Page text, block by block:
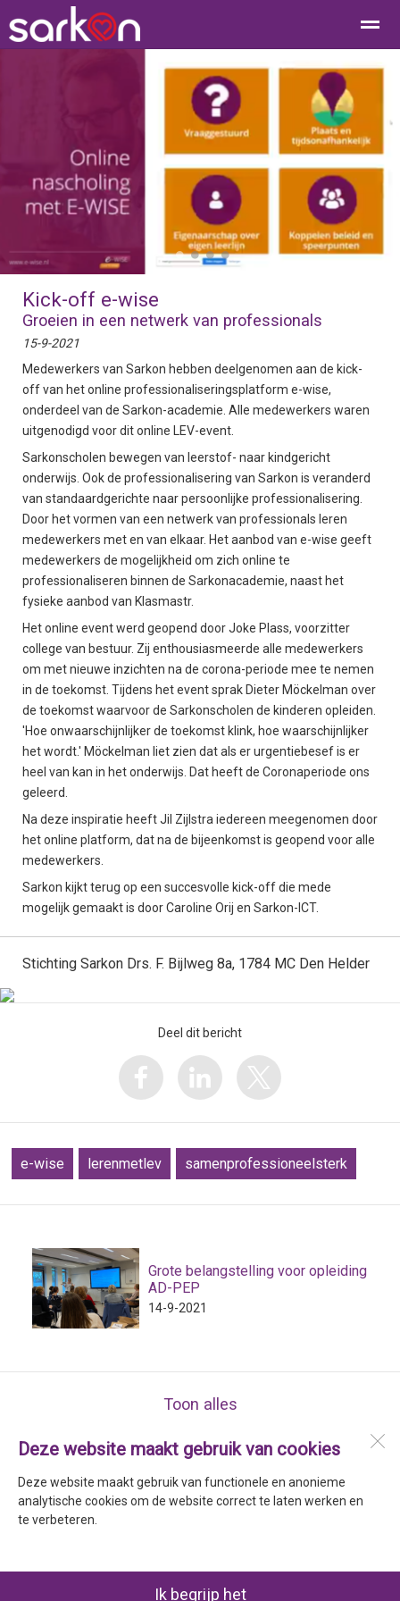
Contact E-mail
Deze website maakt gebruik van cookies
Deze website maakt gebruik van functionele en anonieme
analytische cookies om de website correct te laten werken en
te verbeteren.
Ik begrijp het
● ● ● ●
Kick-off e-wise
Groeien in een netwerk van professionals
15-9-2021
Medewerkers van Sarkon hebben deelgenomen aan de kick-
off van het online professionaliseringsplatform e-wise,
onderdeel van de Sarkon-academie. Alle medewerkers waren
uitgenodigd voor dit online LEV-event.
Sarkonscholen bewegen van leerstof- naar kindgericht
onderwijs. Ook de professionalisering van Sarkon is veranderd
van standaardgerichte naar persoonlijke professionalisering.
Door het vormen van een netwerk van professionals leren
medewerkers met en van elkaar. Het aanbod van e-wise geeft
medewerkers de mogelijkheid om zich online te
professionaliseren binnen de Sarkonacademie, naast het
fysieke aanbod van Klasmastr.
Het online event werd geopend door Joke Plass, voorzitter
college van bestuur. Zij enthousiasmeerde alle medewerkers
om met nieuwe inzichten na de corona-periode mee te nemen
in de toekomst. Tijdens het event sprak Dieter Möckelman over
de toekomst waarvoor de Sarkonscholen de kinderen opleiden.
'Hoe onwaarschijnlijker de toekomst klink, hoe waarschijnlijker
het wordt.' Möckelman liet zien dat als er urgentiebesef is er
heel van kan in het onderwijs. Dat heeft de Coronaperiode ons
geleerd.
Na deze inspiratie heeft Jil Zijlstra iedereen meegenomen door
het online platform, dat na de bijeenkomst is geopend voor alle
medewerkers.
Sarkon kijkt terug op een succesvolle kick-off die mede
mogelijk gemaakt is door Caroline Orij en Sarkon-ICT.
Stichting Sarkon Drs. F. Bijlweg 8a, 1784 MC Den Helder
Deel dit bericht
e-wise lerenmetlev samenprofessioneelsterk
Grote belangstelling voor opleiding
AD-PEP
14-9-2021
Toon alles
Drs. F. Bijlweg 8a
1784 MC
Den Helder